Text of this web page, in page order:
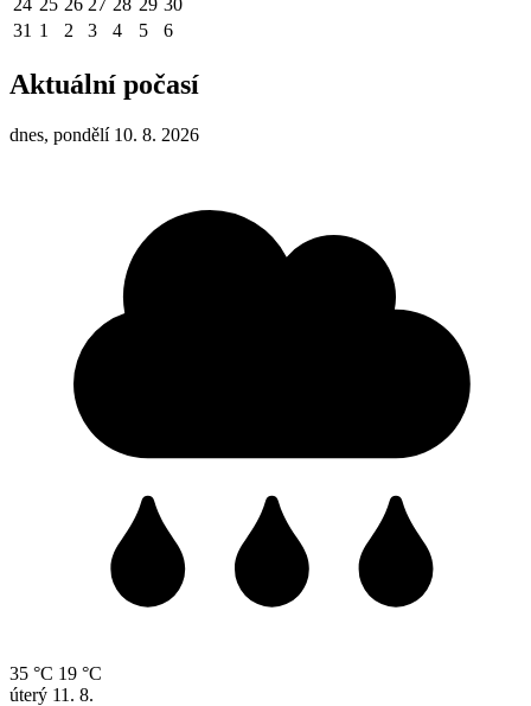
31 1 2 3 4 5 6
Aktuální počasí
dnes, pondělí 10. 8. 2026
35 °C 19 °C
úterý 11. 8.